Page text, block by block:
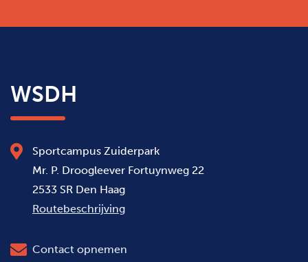
WSDH
Sportcampus Zuiderpark
Mr. P. Droogleever Fortuynweg 22
2533 SR Den Haag
Routebeschrijving
Contact opnemen